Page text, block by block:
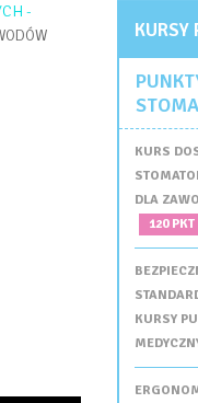
-
KURSY
KURS
DLA
120 PKT
KURSY